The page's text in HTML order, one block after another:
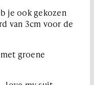
je ook gekozen
van 3cm voor de
groene